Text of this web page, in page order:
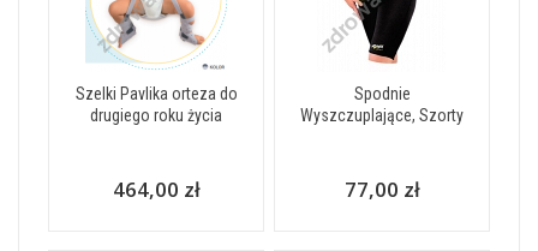
Szelki Pavlika orteza do
drugiego roku życia
464,00 zł
Spodnie
Wyszczuplające, Szorty
77,00 zł